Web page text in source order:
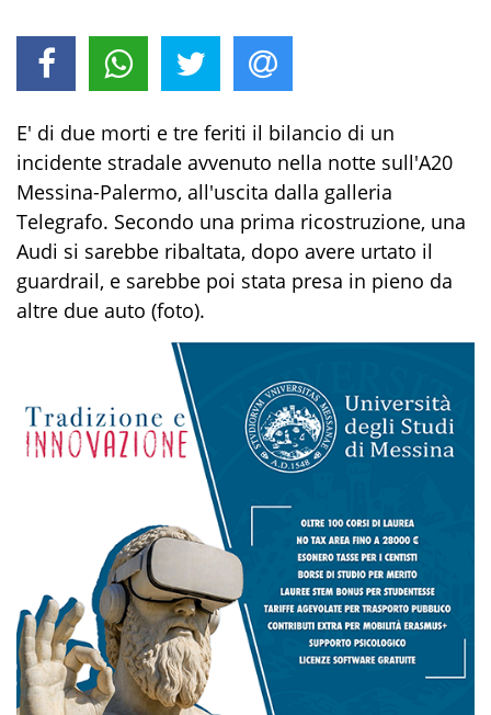
E' di due morti e tre feriti il bilancio di un
incidente stradale avvenuto nella notte sull'A20
Messina-Palermo, all'uscita dalla galleria
Telegrafo. Secondo una prima ricostruzione, una
Audi si sarebbe ribaltata, dopo avere urtato il
guardrail, e sarebbe poi stata presa in pieno da
altre due auto (foto).